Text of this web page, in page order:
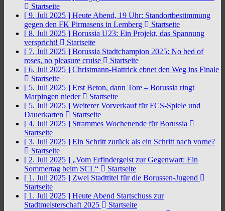
Startseite
[ 9. Juli 2025 ] Heute Abend, 19 Uhr: Standortbestimmung
gegen den FK Pirmasens in Lemberg
Startseite
[ 8. Juli 2025 ] Borussia U23: Ein Projekt, das Spannung
verspricht!
Startseite
[ 7. Juli 2025 ] Borussia Stadtchampion 2025: No bed of
roses, no pleasure cruise
Startseite
[ 6. Juli 2025 ] Christmann-Hattrick ebnet den Weg ins Finale
Startseite
[ 5. Juli 2025 ] Erst Beton, dann Tore – Borussia ringt
Marpingen nieder
Startseite
[ 5. Juli 2025 ] Weiterer Vorverkauf für FCS-Spiele und
Dauerkarten
Startseite
[ 4. Juli 2025 ] Strammes Wochenende für Borussia
Startseite
[ 3. Juli 2025 ] Ein Schritt zurück als ein Schritt nach vorne?
Startseite
[ 2. Juli 2025 ] „Vom Erfindergeist zur Gegenwart: Ein
Sommertag beim SCL“
Startseite
[ 1. Juli 2025 ] Zwei Stadttitel für die Borussen-Jugend
Startseite
[ 1. Juli 2025 ] Heute Abend Startschuss zur
Stadtmeisterschaft 2025
Startseite